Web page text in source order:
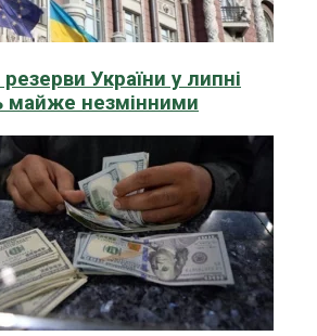
України у липні
майже незмінними